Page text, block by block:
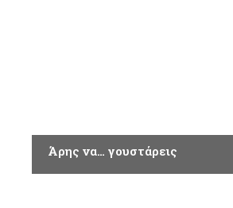
Άρης να… γουστάρεις